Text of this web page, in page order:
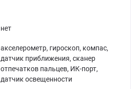
нет
акселерометр, гироскоп, компас,
датчик приближения, сканер
отпечатков пальцев, ИК-порт,
датчик освещенности